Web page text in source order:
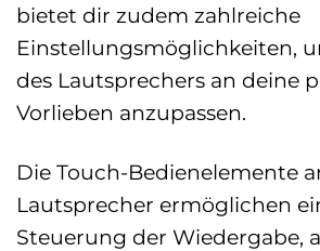
bietet dir zudem zahlreiche
Einstellungsmöglichkeiten,
des Lautsprechers an deine
Vorlieben anzupassen.
Die Touch-Bedienelemente
Lautsprecher ermöglichen
Steuerung der Wiedergabe,